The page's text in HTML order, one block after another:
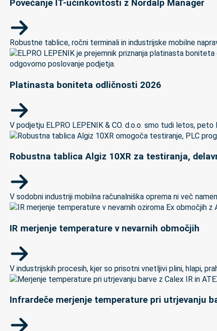
Povečanje IT-učinkovitosti z Nordalp Manager
Robustne tablice, ročni terminali in industrijske mobilne
Platinasta boniteta odličnosti 2026
V podjetju ELPRO LEPENIK & CO. d.o.o. smo tudi letos,
Robustna tablica Algiz 10XR za testiranja,
V sodobni industriji mobilna računalniška oprema ni več
IR merjenje temperature v nevarnih območjih
V industrijskih procesih, kjer so prisotni vnetljivi plini, hlapi,
Infrardeče merjenje temperature pri utrjevanju